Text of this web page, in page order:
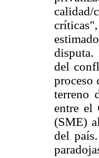
calidad/
disputa.
del
proceso
terreno
entre el
(SME)
del